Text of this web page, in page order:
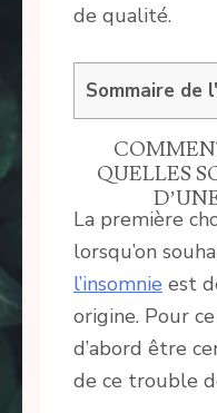
de qualité.
Sommaire de
QUELLES
La première
lorsqu’on
l’insomnie est
origine. Pour
d’abord être
de ce trouble